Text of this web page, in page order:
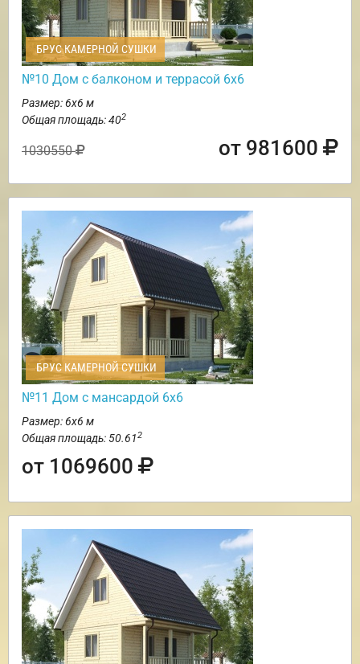
БРУС КАМЕРНОЙ СУШКИ
№10 Дом с балконом и террасой 6х6
Размер: 6х6 м
Общая площадь: 402
1030550 от 981600
БРУС КАМЕРНОЙ СУШКИ
№11 Дом с мансардой 6х6
Размер: 6х6 м
Общая площадь: 50.612
от 1069600